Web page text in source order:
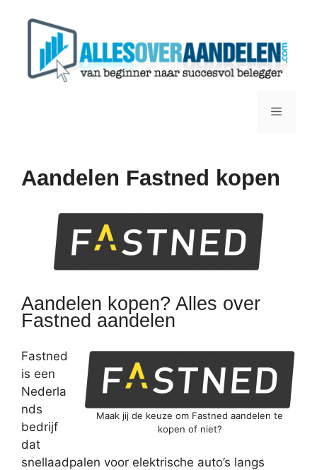
Menu
Aandelen Fastned kopen
Aandelen kopen? Alles over
Fastned aandelen
Maak jij de keuze om Fastned aandelen te
kopen of niet?
Fastned
is een
Nederla
nds
bedrijf
dat
snellaadpalen voor elektrische auto’s langs